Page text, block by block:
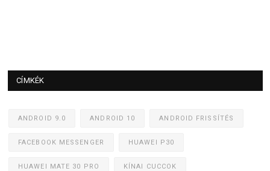
CÍMKÉK
ANDROID 9.0 ANDROID 10 ANDROID FRISSÍTÉS
FACEBOOK MESSENGER HUAWEI P30
HUAWEI MATE 30 PRO KÍNAI CUCCOK